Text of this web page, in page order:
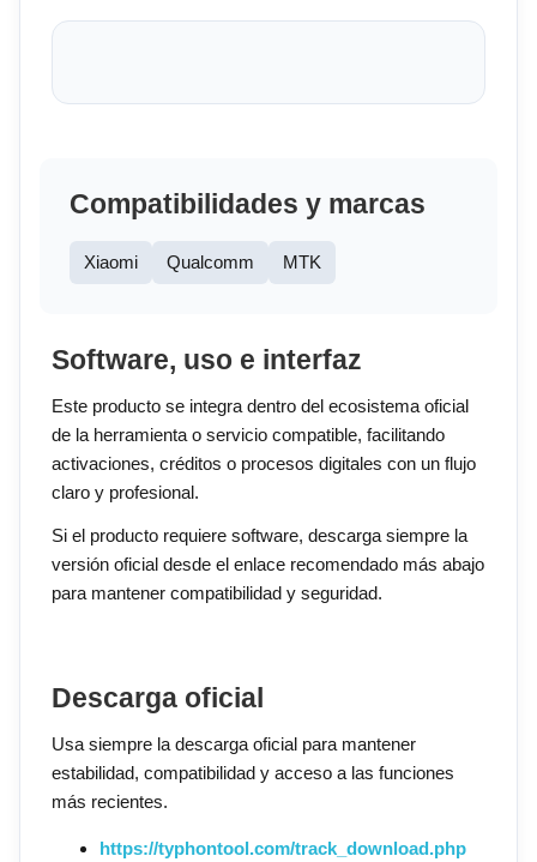
Compatibilidades y marcas
Xiaomi Qualcomm MTK
Software, uso e interfaz
Este producto se integra dentro del ecosistema oficial
de la herramienta o servicio compatible, facilitando
activaciones, créditos o procesos digitales con un flujo
claro y profesional.
Si el producto requiere software, descarga siempre la
versión oficial desde el enlace recomendado más abajo
para mantener compatibilidad y seguridad.
Descarga oficial
Usa siempre la descarga oficial para mantener
estabilidad, compatibilidad y acceso a las funciones
más recientes.
https://typhontool.com/track_download.php